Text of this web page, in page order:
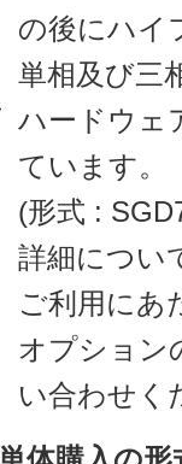
の後にハイ
単相及び三
ハードウェ
ています。
(形式 :
詳細につい
ご利用にあ
オプション
い合わせく